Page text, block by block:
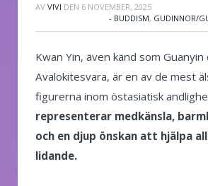
AV VIVI DEN 6 NOVEMBER, 2025
- BUDDISM, GUDINNOR/
Kwan Yin, även känd som Guanyin
Avalokitesvara, är en av de mest
figurerna inom östasiatisk
representerar medkänsla,
och en djup önskan att hjälpa
lidande.